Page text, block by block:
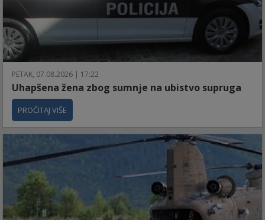
PETAK, 07.08.2026 | 17:22
Uhapšena žena zbog sumnje na ubistvo supruga
PROČITAJ VIŠE